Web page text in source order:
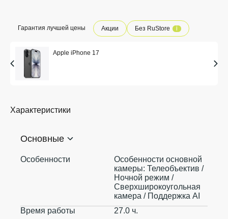
Гарантия лучшей цены Акции Без RuStore i
Apple iPhone 17
Характеристики
Основные
Особенности
Особенности основной
камеры: Телеобъектив /
Ночной режим /
Сверхширокоугольная
камера / Поддержка AI
Время работы
27.0 ч.